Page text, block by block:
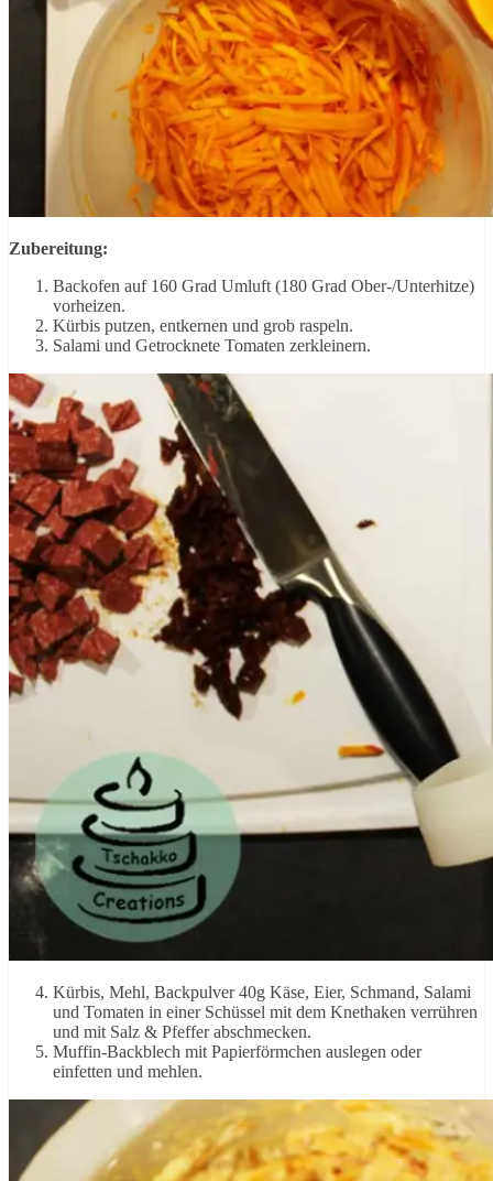
Zubereitung:
Backofen auf 160 Grad Umluft (180 Grad Ober-/Unterhitze)
vorheizen.
Kürbis putzen, entkernen und grob raspeln.
Salami und Getrocknete Tomaten zerkleinern.
Kürbis, Mehl, Backpulver 40g Käse, Eier, Schmand, Salami
und Tomaten in einer Schüssel mit dem Knethaken verrühren
und mit Salz & Pfeffer abschmecken.
Muffin-Backblech mit Papierförmchen auslegen oder
einfetten und mehlen.